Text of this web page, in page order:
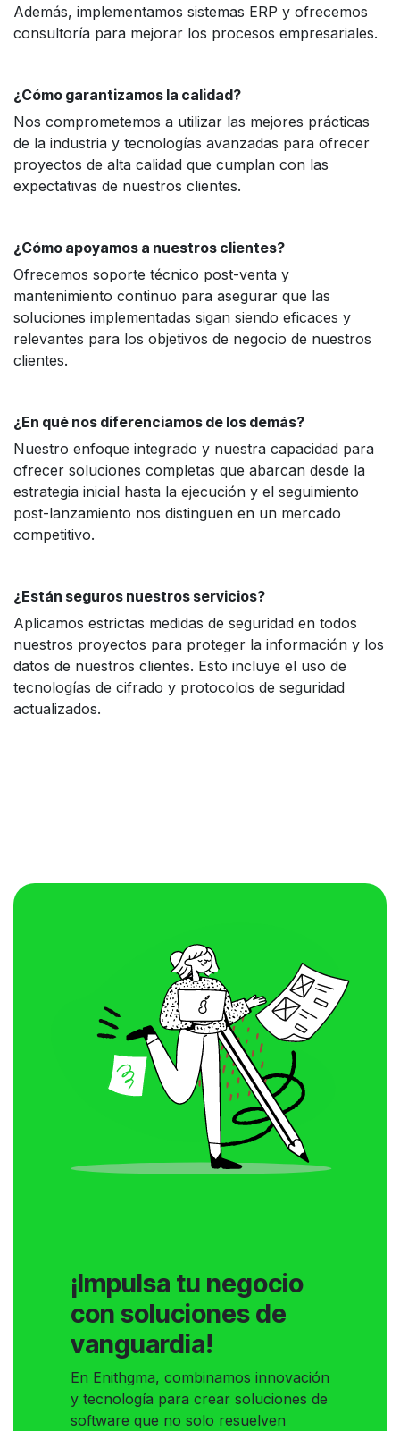
Además, implementamos sistemas ERP y ofrecemos
consultoría para mejorar los procesos empresariales.
¿Cómo garantizamos la calidad?
Nos comprometemos a utilizar las mejores prácticas
de la industria y tecnologías avanzadas para ofrecer
proyectos de alta calidad que cumplan con las
expectativas de nuestros clientes.
¿Cómo apoyamos a nuestros clientes?
Ofrecemos soporte técnico post-venta y
mantenimiento continuo para asegurar que las
soluciones implementadas sigan siendo eficaces y
relevantes para los objetivos de negocio de nuestros
clientes.
¿En qué nos diferenciamos de los demás?
Nuestro enfoque integrado y nuestra capacidad para
ofrecer soluciones completas que abarcan desde la
estrategia inicial hasta la ejecución y el seguimiento
post-lanzamiento nos distinguen en un mercado
competitivo.
¿Están seguros nuestros servicios?
Aplicamos estrictas medidas de seguridad en todos
nuestros proyectos para proteger la información y los
datos de nuestros clientes. Esto incluye el uso de
tecnologías de cifrado y protocolos de seguridad
actualizados.
¡Impulsa tu negocio
con soluciones de
vanguardia!
En Enithgma, combinamos innovación
y tecnología para crear soluciones de
software que no solo resuelven